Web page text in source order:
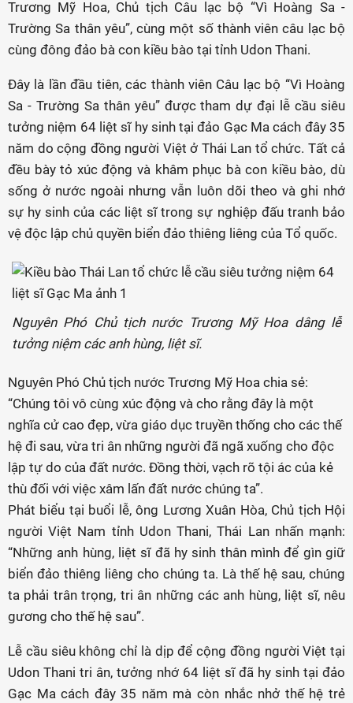
Trương Mỹ Hoa, Chủ tịch Câu lạc bộ “Vì Hoàng Sa -
Trường Sa thân yêu”, cùng một số thành viên câu lạc bộ
cùng đông đảo bà con kiều bào tại tỉnh Udon Thani.
Đây là lần đầu tiên, các thành viên Câu lạc bộ “Vì Hoàng
Sa - Trường Sa thân yêu” được tham dự đại lễ cầu siêu
tưởng niệm 64 liệt sĩ hy sinh tại đảo Gạc Ma cách đây 35
năm do cộng đồng người Việt ở Thái Lan tổ chức. Tất cả
đều bày tỏ xúc động và khâm phục bà con kiều bào, dù
sống ở nước ngoài nhưng vẫn luôn dõi theo và ghi nhớ
sự hy sinh của các liệt sĩ trong sự nghiệp đấu tranh bảo
vệ độc lập chủ quyền biển đảo thiêng liêng của Tổ quốc.
Nguyên Phó Chủ tịch nước Trương Mỹ Hoa dâng lễ
tưởng niệm các anh hùng, liệt sĩ.
Nguyên Phó Chủ tịch nước Trương Mỹ Hoa chia sẻ:
“Chúng tôi vô cùng xúc động và cho rằng đây là một
nghĩa cử cao đẹp, vừa giáo dục truyền thống cho các thế
hệ đi sau, vừa tri ân những người đã ngã xuống cho độc
lập tự do của đất nước. Đồng thời, vạch rõ tội ác của kẻ
thù đối với việc xâm lấn đất nước chúng ta”.
Phát biểu tại buổi lễ, ông Lương Xuân Hòa, Chủ tịch Hội
người Việt Nam tỉnh Udon Thani, Thái Lan nhấn mạnh:
“Những anh hùng, liệt sĩ đã hy sinh thân mình để gìn giữ
biển đảo thiêng liêng cho chúng ta. Là thế hệ sau, chúng
ta phải trân trọng, tri ân những các anh hùng, liệt sĩ, nêu
gương cho thế hệ sau”.
Lễ cầu siêu không chỉ là dịp để cộng đồng người Việt tại
Udon Thani tri ân, tưởng nhớ 64 liệt sĩ đã hy sinh tại đảo
Gạc Ma cách đây 35 năm mà còn nhắc nhở thế hệ trẻ